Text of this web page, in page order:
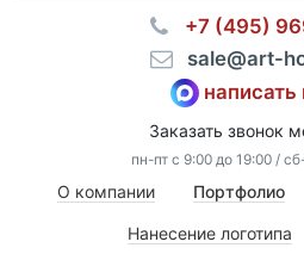
⠀+7 (495)
⠀sale@art-
написать
Заказать звонок
пн-пт с 9:00 до 19:00 /
О компании Портфолио
Нанесение логотипа